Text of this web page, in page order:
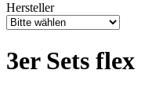
Hersteller
3er Sets flex